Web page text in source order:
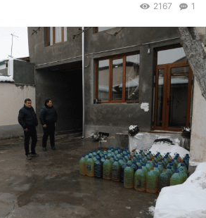
1
2167